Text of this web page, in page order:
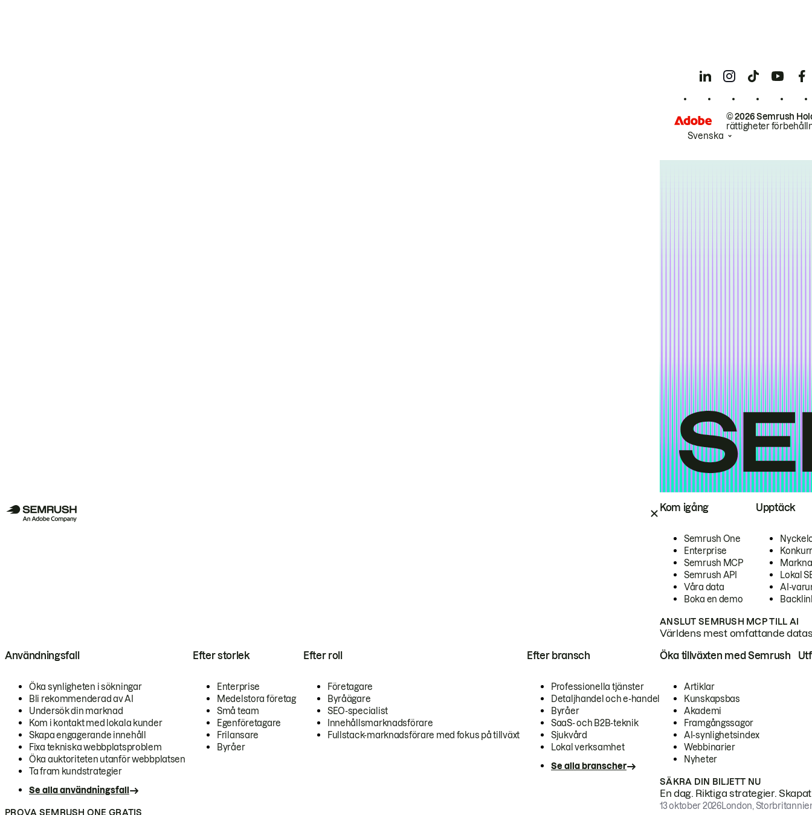
Kom igång
Semrush One
Enterprise
Semrush MCP
Semrush API
Våra data
Boka en demo
Upptäck
Lokal
AI-
ANSLUT SEMRUSH MCP TILL AI
Världens mest omfattande
Användningsfall
Öka synligheten i sökningar
Bli rekommenderad av AI
Undersök din marknad
Kom i kontakt med lokala kunder
Skapa engagerande innehåll
Fixa tekniska webbplatsproblem
Öka auktoriteten utanför webbplatsen
Ta fram kundstrategier
Se alla användningsfall
Efter storlek
Enterprise
Medelstora företag
Små team
Egenföretagare
Frilansare
Byråer
Efter roll
Företagare
Byråägare
SEO-specialist
Innehållsmarknadsförare
Fullstack-marknadsförare med fokus på tillväxt
Efter bransch
Professionella tjänster
Detaljhandel och e-handel
Byråer
SaaS- och B2B-teknik
Sjukvård
Lokal verksamhet
Se alla branscher
PROVA SEMRUSH ONE GRATIS
Öka tillväxten med Semrush
Artiklar
Kunskapsbas
Akademi
Framgångssagor
AI-synlighetsindex
Webbinarier
Nyheter
SÄKRA DIN BILJETT NU
En dag. Riktiga strategier.
13 oktober 2026London,
© 2026 Semrush
rättigheter
Svenska